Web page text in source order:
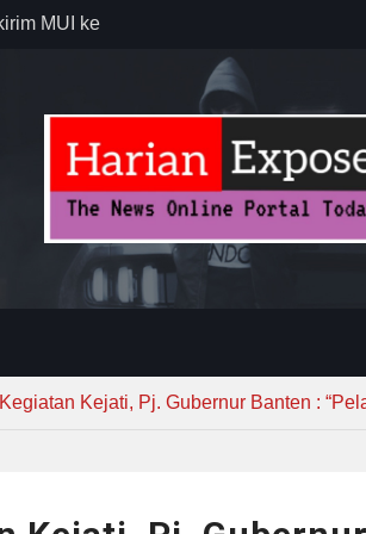
Gerakan
Kejati, Pj. Gubernur Banten :